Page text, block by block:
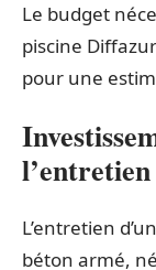
Le budget
piscine
pour une
L’entretien
béton armé,